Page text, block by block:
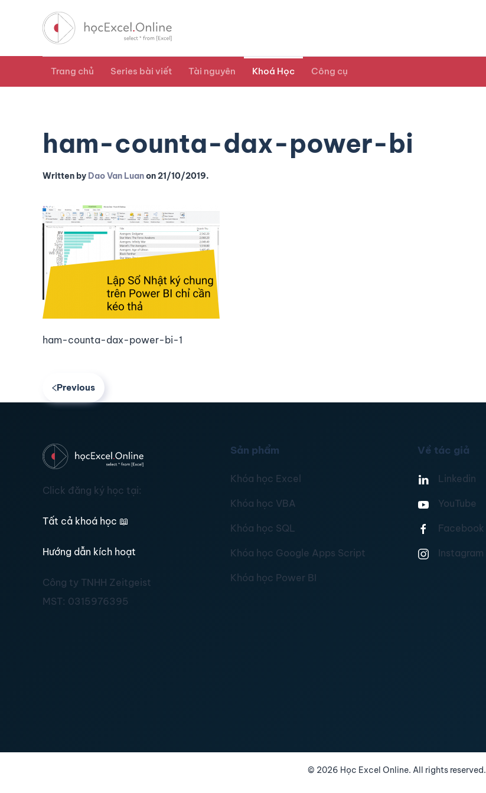
Trang chủ Series bài viết Tài nguyên Khoá Học Công cụ
ham-counta-dax-power-bi
Written by Dao Van Luanon21/10/2019.
ham-counta-dax-power-bi-1
Previous
Click đăng ký học tại:
Tất cả khoá học 📖
Hướng dẫn kích hoạt
Công ty TNHH Zeitgeist
MST: 0315976395
Sản phẩm
Khóa học Excel
Khóa học VBA
Khóa học SQL
Khóa học Google Apps Script
Khóa học Power BI
Về tác giả
Linkedin
YouTube
Facebook
Instagram
© 2026 Học Excel Online. All rights reserved.